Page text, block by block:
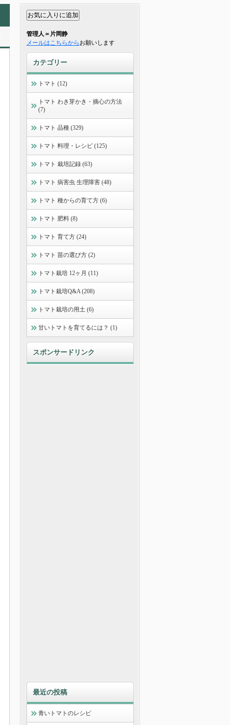
管理人＝片岡静
メールはこちらから お願いします
カテゴリー
トマト (12)
トマト わき芽かき・摘心の方法
(7)
トマト 品種 (329)
トマト 料理・レシピ (125)
トマト 栽培記録 (63)
トマト 病害虫 生理障害 (48)
トマト 種からの育て方 (6)
トマト 肥料 (8)
トマト 育て方 (24)
トマト 苗の選び方 (2)
トマト栽培 12ヶ月 (11)
トマト栽培Q&A (208)
トマト栽培の用土 (6)
甘いトマトを育てるには？ (1)
スポンサードリンク
最近の投稿
青いトマトのレシピ